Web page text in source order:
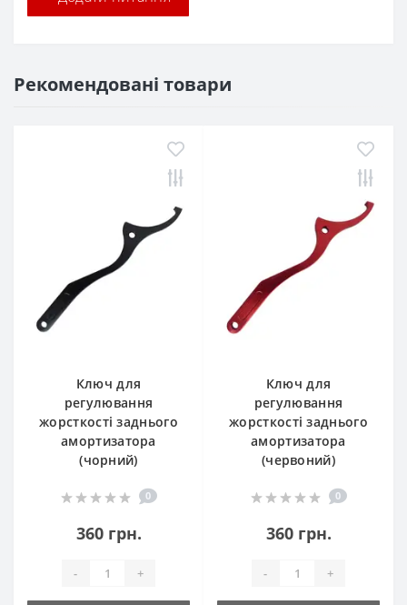
Рекомендовані товари
Ключ для
регулювання
жорсткості заднього
амортизатора
(чорний)
0
360 грн.
- +
Ключ для
регулювання
жорсткості заднього
амортизатора
(червоний)
0
360 грн.
- +